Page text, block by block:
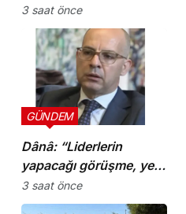
bin dolar katkı
3 saat önce
Dânâ: “Liderlerin
yapacağı görüşme, yeni
ve sonuç alıcı 5+1
toplantısına hazırlık
GÜNDEM
3 saat önce